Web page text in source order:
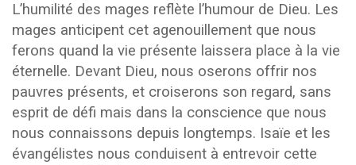
L’humilité des mages reflète l’humour de Dieu. Les
mages anticipent cet agenouillement que nous
ferons quand la vie présente laissera place à la vie
éternelle. Devant Dieu, nous oserons offrir nos
pauvres présents, et croiserons son regard, sans
esprit de défi mais dans la conscience que nous
nous connaissons depuis longtemps. Isaïe et les
évangélistes nous conduisent à entrevoir cette